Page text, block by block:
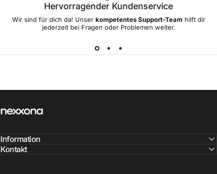
Hervorragender Kundenservice
Wir sind für dich da! Unser kompetentes Support-Team hilft dir
jederzeit bei Fragen oder Problemen weiter.
nexxona
Information
Kontakt